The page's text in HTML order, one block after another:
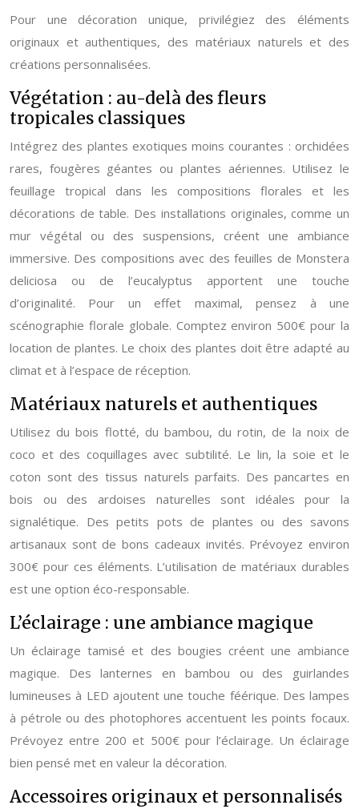
Pour une décoration unique, privilégiez des éléments
originaux et authentiques, des matériaux naturels et des
créations personnalisées.
Végétation : au-delà des fleurs
tropicales classiques
Intégrez des plantes exotiques moins courantes : orchidées
rares, fougères géantes ou plantes aériennes. Utilisez le
feuillage tropical dans les compositions florales et les
décorations de table. Des installations originales, comme un
mur végétal ou des suspensions, créent une ambiance
immersive. Des compositions avec des feuilles de Monstera
deliciosa ou de l’eucalyptus apportent une touche
d’originalité. Pour un effet maximal, pensez à une
scénographie florale globale. Comptez environ 500€ pour la
location de plantes. Le choix des plantes doit être adapté au
climat et à l’espace de réception.
Matériaux naturels et authentiques
Utilisez du bois flotté, du bambou, du rotin, de la noix de
coco et des coquillages avec subtilité. Le lin, la soie et le
coton sont des tissus naturels parfaits. Des pancartes en
bois ou des ardoises naturelles sont idéales pour la
signalétique. Des petits pots de plantes ou des savons
artisanaux sont de bons cadeaux invités. Prévoyez environ
300€ pour ces éléments. L’utilisation de matériaux durables
est une option éco-responsable.
L’éclairage : une ambiance magique
Un éclairage tamisé et des bougies créent une ambiance
magique. Des lanternes en bambou ou des guirlandes
lumineuses à LED ajoutent une touche féérique. Des lampes
à pétrole ou des photophores accentuent les points focaux.
Prévoyez entre 200 et 500€ pour l’éclairage. Un éclairage
bien pensé met en valeur la décoration.
Accessoires originaux et personnalisés